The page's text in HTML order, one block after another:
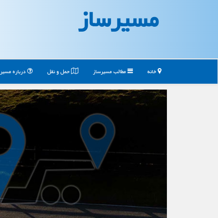
مسیرساز
خانه مطالب مسیرساز حمل و نقل درباره